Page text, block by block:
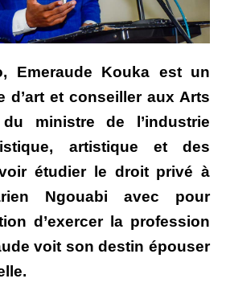
Emeraude Kouka est un
d’art et conseiller aux Arts
ministre de l’industrie
artistique et des
étudier le droit privé à
Ngouabi avec pour
d’exercer la profession
voit son destin épouser